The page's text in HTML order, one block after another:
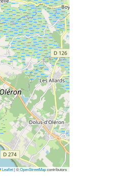
Leaflet |©OpenStreetMapcontributors